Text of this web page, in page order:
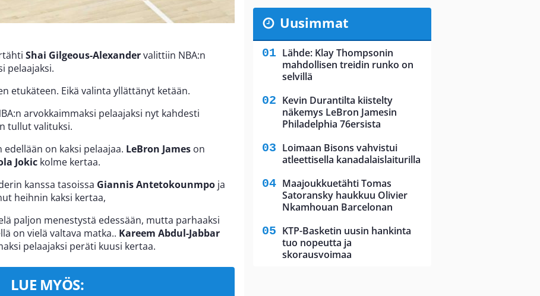
Shai Gilgeous-Alexandervalittiin NBA:n
pelaajaksi.
etukäteen. Eikä valinta yllättänyt ketään.
arvokkaimmaksi pelaajaksi nyt kahdesti
tullut valituksi.
on kaksi pelaajaa. LeBron James on
Jokic kolme kertaa.
kanssa tasoissa Giannis Antetokounmpo ja
heihnin kaksi kertaa,
paljon menestystä edessään, mutta parhaaksi
on vielä valtava matka.. Kareem Abdul-Jabbar
pelaajaksi peräti kuusi kertaa.
LUE MYÖS:
Uusimmat
Lähde: Klay Thompsonin
mahdollisen treidin runko on
selvillä
Kevin Durantilta kiistelty
näkemys LeBron Jamesin
Philadelphia 76ersista
Loimaan Bisons vahvistui
atleettisella kanadalaislaiturilla
Maajoukkuetähti Tomas
Satoransky haukkuu Olivier
Nkamhouan Barcelonan
KTP-Basketin uusin hankinta
tuo nopeutta ja
skorausvoimaa